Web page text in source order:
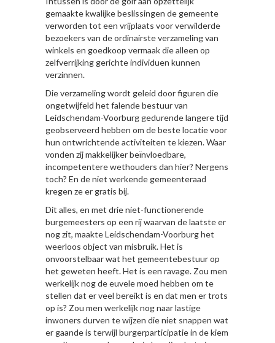
gemaakte kwalijke beslissingen de gemeente
verworden tot een vrijplaats voor verwilderde
bezoekers van de ordinairste verzameling van
winkels en goedkoop vermaak die alleen op
zelfverrijking gerichte individuen kunnen
verzinnen.
Die verzameling wordt geleid door figuren die
ongetwijfeld het falende bestuur van
Leidschendam-Voorburg gedurende langere tijd
geobserveerd hebben om de beste locatie voor
hun ontwrichtende activiteiten te kiezen. Waar
vonden zij makkelijker beïnvloedbare,
incompetentere wethouders dan hier? Nergens
toch? En de niet werkende gemeenteraad
kregen ze er gratis bij.
Dit alles, en met drie niet-functionerende
burgemeesters op een rij waarvan de laatste er
nog zit, maakte Leidschendam-Voorburg het
weerloos object van misbruik. Het is
onvoorstelbaar wat het gemeentebestuur op
het geweten heeft. Het is een ravage. Zou men
werkelijk nog de euvele moed hebben om te
stellen dat er veel bereikt is en dat men er trots
op is? Zou men werkelijk nog naar lastige
inwoners durven te wijzen die niet snappen wat
er gaande is terwijl burgerparticipatie in de kiem